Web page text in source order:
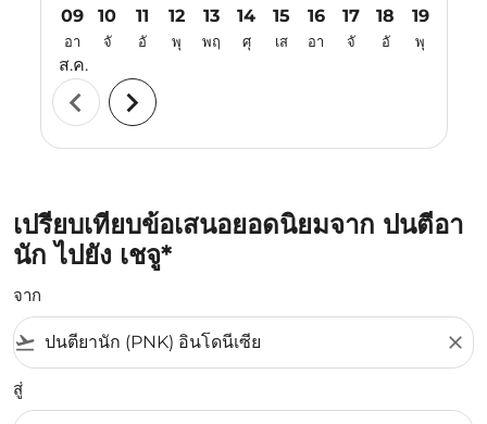
09
อา
ส.ค.
10
จั
11
อั
12
พุ
13
พฤ
14
ศุ
15
เส
16
อา
17
จั
18
อั
19
พุ
chevron_left chevron_right
เปรียบเทียบข้อเสนอยอดนิยมจาก ปนตีอา
นัก ไปยัง เชจู*
จาก
flight_takeoff close
สู่